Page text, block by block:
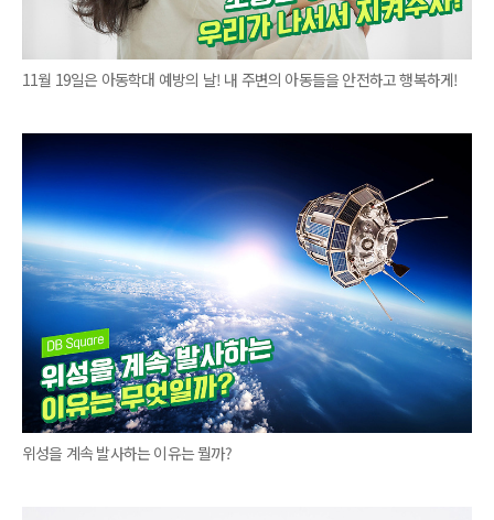
11월 19일은 아동학대 예방의 날! 내 주변의 아동들을 안전하고 행복하게!
위성을 계속 발사하는 이유는 뭘까?